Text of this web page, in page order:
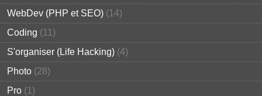
WebDev (PHP et SEO) (14)
Coding (11)
S'organiser (Life Hacking) (4)
Photo (28)
Pro (1)